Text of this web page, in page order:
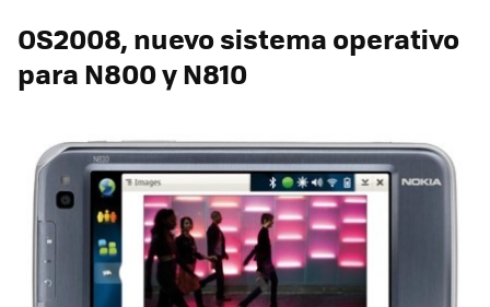
OS2008, nuevo sistema operativo
para N800 y N810